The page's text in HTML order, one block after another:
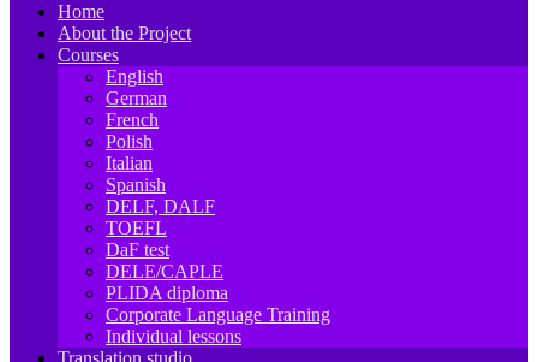
Home
About the Project
Courses
English
German
French
Polish
Italian
Spanish
DELF, DALF
TOEFL
DaF test
DELE/CAPLE
PLIDA diploma
Corporate Language Training
Individual lessons
Translation studio